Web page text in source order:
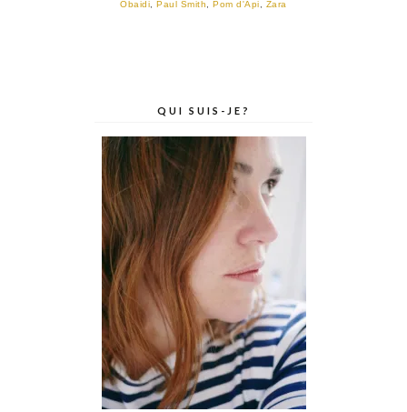
Obaidi ,Paul Smith ,Pom d'Api Zara
QUI SUIS-JE?